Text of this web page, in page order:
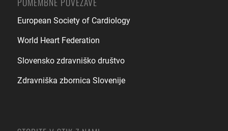
European Society of Cardiology
World Heart Federation
Slovensko zdravniško društvo
Zdravniška zbornica Slovenije